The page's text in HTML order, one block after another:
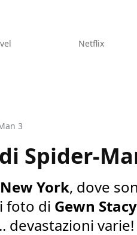
Netflix
3
Spider-
New York, dove
foto di Gewn Stacy
devastazioni varie!